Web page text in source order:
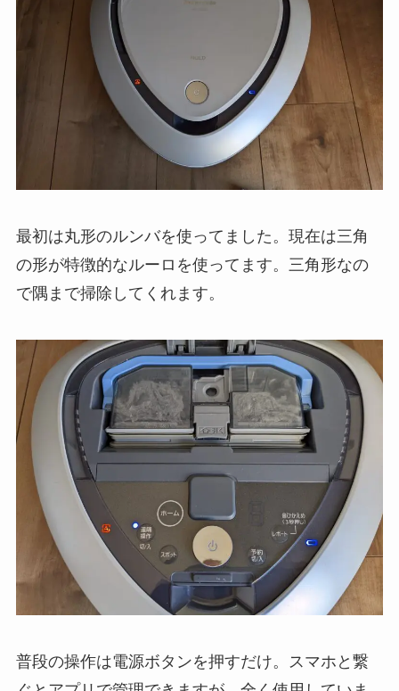
最初は丸形のルンバを使ってました。現在は三角
の形が特徴的なルーロを使ってます。三角形なの
で隅まで掃除してくれます。
普段の操作は電源ボタンを押すだけ。スマホと繋